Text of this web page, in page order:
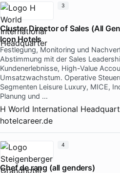
Cluster Director of Sales (All
Icon Hotels
Festlegung, Monitoring und
Abstimmung mit der Sales
Kundenerlebnisse, High-Value
Umsatzwachstum. Operative
Segmenten Leisure Luxury, MICE,
Planung und …
H World International
hotelcareer.de
3
Chef de rang (all genders)
4